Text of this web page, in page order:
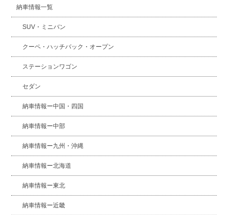
納車情報一覧
SUV・ミニバン
クーペ・ハッチバック・オープン
ステーションワゴン
セダン
納車情報ー中国・四国
納車情報ー中部
納車情報ー九州・沖縄
納車情報ー北海道
納車情報ー東北
納車情報ー近畿